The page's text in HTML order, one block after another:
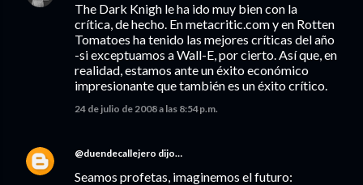
The Dark Knigh le ha ido muy bien con la
crítica, de hecho. En metacritic.com y en Rotten
Tomatoes ha tenido las mejores críticas del año
-si exceptuamos a Wall-E, por cierto. Así que, en
realidad, estamos ante un éxito económico
impresionante que también es un éxito crítico.
24 de julio de 2008 a las 8:54 p.m.
@duendecallejero dijo…
Seamos profetas, imaginemos el futuro: